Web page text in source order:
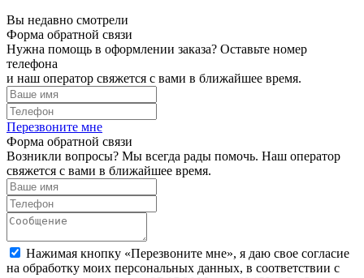
Вы недавно смотрели
Форма обратной связи
Нужна помощь в оформлении заказа? Оставьте номер
телефона
и наш оператор свяжется с вами в ближайшее время.
Перезвоните мне
Форма обратной связи
Возникли вопросы? Мы всегда рады помочь. Наш оператор
свяжется с вами в ближайшее время.
Нажимая кнопку «Перезвоните мне», я даю свое согласие
на обработку моих персональных данных, в соответствии с